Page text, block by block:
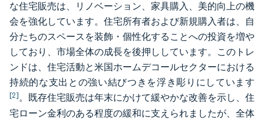
な住宅販売は、リノベーション、家具購入、美的向上の機
会を強化しています。住宅所有者および新規購入者は、自
分たちのスペースを装飾・個性化することへの投資を増や
しており、市場全体の成長を後押ししています。このトレ
ンドは、住宅活動と米国ホームデコールセクターにおける
持続的な支出との強い結びつきを浮き彫りにしています
[2]。既存住宅販売は年末にかけて緩やかな改善を示し、住
宅ローン金利のある程度の緩和に支えられましたが、全体